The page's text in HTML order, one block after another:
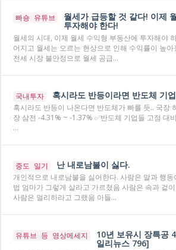
빠숑 유튜브 월세가 급등할 것 같다! 이제
투자해야 한다!
월세의 시대, 이제 월세 수익형 부동산에 투자해야
어지고 월세는 오르는 현상으로 인해 수익률이 높
전세 시장 불안정으로 월세 공급…
국내투자 혹시라도 반등이라면 반도체 기
혹시라도 반등이 나온다면 반도체가 빠를 듯.. 국장
장 삼전 -4.31% ~ -1.37% ✅반도체 기업들 고점 대
…
중도 일기 난 내로남불이 싫다.
개인적으로 내로남불을 싫어한다. 사람은 말과 행
법 엄마가 그렇게 살라고 가르쳤음 사람은 속과 겉
사람은 멀리하라고 그랬음 아들…
유튜브 등 영상메세지 10년 보유시 장특공
일리뉴스 796]